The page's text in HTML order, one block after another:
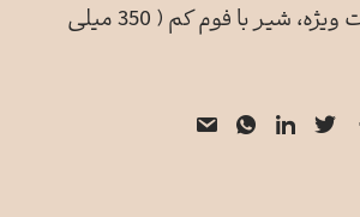
ترکیب پودر شکلات ویژه، شیر با فوم کم ( 350 میلی
فیسبوکتوییترلینکدین
واتس